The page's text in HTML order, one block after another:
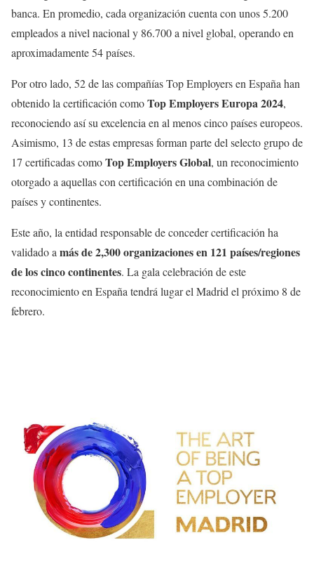
banca. En promedio, cada organización cuenta con unos 5.200
empleados a nivel nacional y 86.700 a nivel global, operando en
aproximadamente 54 países.
Por otro lado, 52 de las compañías Top Employers en España han
obtenido la certificación comoTop Employers Europa 2024,
reconociendo así su excelencia en al menos cinco países europeos.
Asimismo, 13 de estas empresas forman parte del selecto grupo de
17 certificadas comoTop Employers Global, un reconocimiento
otorgado a aquellas con certificación en una combinación de
países y continentes.
Este año, la entidad responsable de conceder certificación ha
validado amás de 2,300 organizaciones en 121 países/regiones
de los cinco continentes. La gala celebración de este
reconocimiento en España tendrá lugar el Madrid el próximo 8 de
febrero.